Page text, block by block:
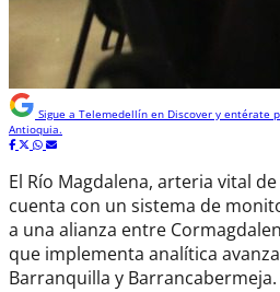
Sigue a Telemedellín en Discover y entérate
Antioquia.
El Río Magdalena, arteria vital de
cuenta con un sistema de
a una alianza entre
que implementa analítica
Barranquilla y Barrancabermeja.